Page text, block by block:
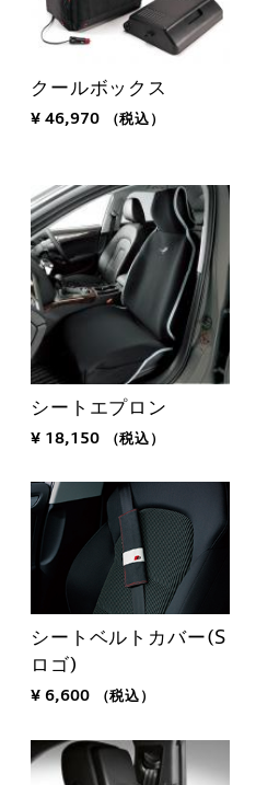
クールボックス
¥ 46,970 （税込）
シートエプロン
¥ 18,150 （税込）
シートベルトカバー(S
ロゴ)
¥ 6,600 （税込）